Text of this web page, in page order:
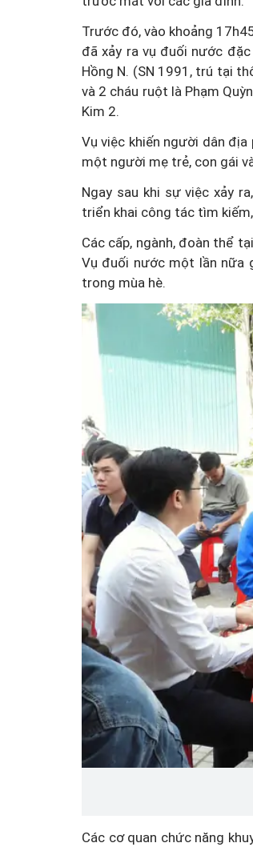
Trước đó, vào khoảng
đã xảy ra vụ đuối nước
Hồng N. (SN 1991, trú tại
và 2 cháu ruột là Phạm
Kim 2.
Vụ việc khiến người dân
một người mẹ trẻ, con gái
Ngay sau khi sự việc xảy
triển khai công tác tìm
Các cấp, ngành, đoàn thể
Vụ đuối nước một lần nữa
trong mùa hè.
Các cơ quan chức năng
Một cuộc
mảnh đất